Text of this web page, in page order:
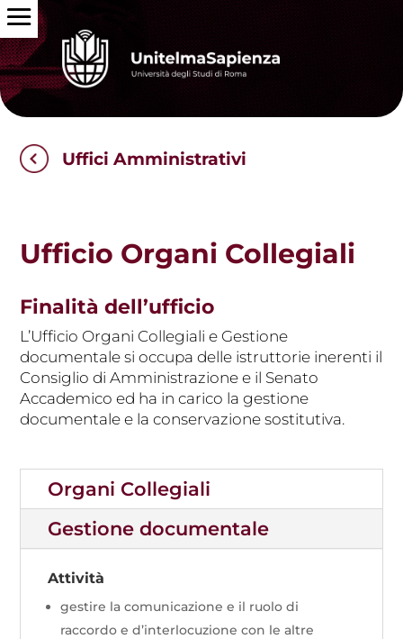
Uffici Amministrativi
Ufficio Organi Collegiali
Finalità dell’ufficio
L’Ufficio Organi Collegiali e Gestione
documentale si occupa delle istruttorie inerenti il
Consiglio di Amministrazione e il Senato
Accademico ed ha in carico la gestione
documentale e la conservazione sostitutiva.
Organi Collegiali
Gestione documentale
Attività
gestire la comunicazione e il ruolo di
raccordo e d’interlocuzione con le altre